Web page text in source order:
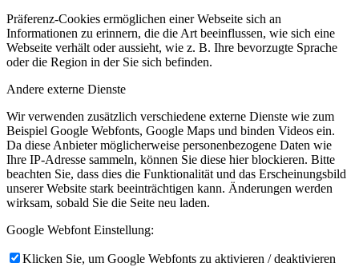
Präferenz-Cookies ermöglichen einer Webseite sich an
Informationen zu erinnern, die die Art beeinflussen, wie sich eine
Webseite verhält oder aussieht, wie z. B. Ihre bevorzugte Sprache
oder die Region in der Sie sich befinden.
Andere externe Dienste
Wir verwenden zusätzlich verschiedene externe Dienste wie zum
Beispiel Google Webfonts, Google Maps und binden Videos ein.
Da diese Anbieter möglicherweise personenbezogene Daten wie
Ihre IP-Adresse sammeln, können Sie diese hier blockieren. Bitte
beachten Sie, dass dies die Funktionalität und das Erscheinungsbild
unserer Website stark beeinträchtigen kann. Änderungen werden
wirksam, sobald Sie die Seite neu laden.
Google Webfont Einstellung:
Klicken Sie, um Google Webfonts zu aktivieren / deaktivieren